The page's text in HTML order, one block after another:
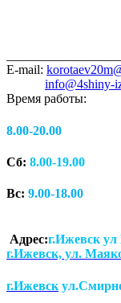
E-mail:
info@4shiny-
Время работы:
8.00-20.00
Сб: 8.00-19.00
Вс: 9.00-18.00
Адрес:г.Ижевск
г.Ижевск, ул.
г.Ижевск